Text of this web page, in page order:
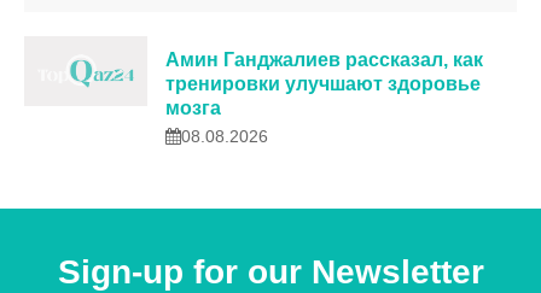
Амин Ганджалиев рассказал, как
тренировки улучшают здоровье
мозга
08.08.2026
Sign-up for our Newsletter